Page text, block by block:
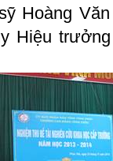
Hoàng
Hiệu